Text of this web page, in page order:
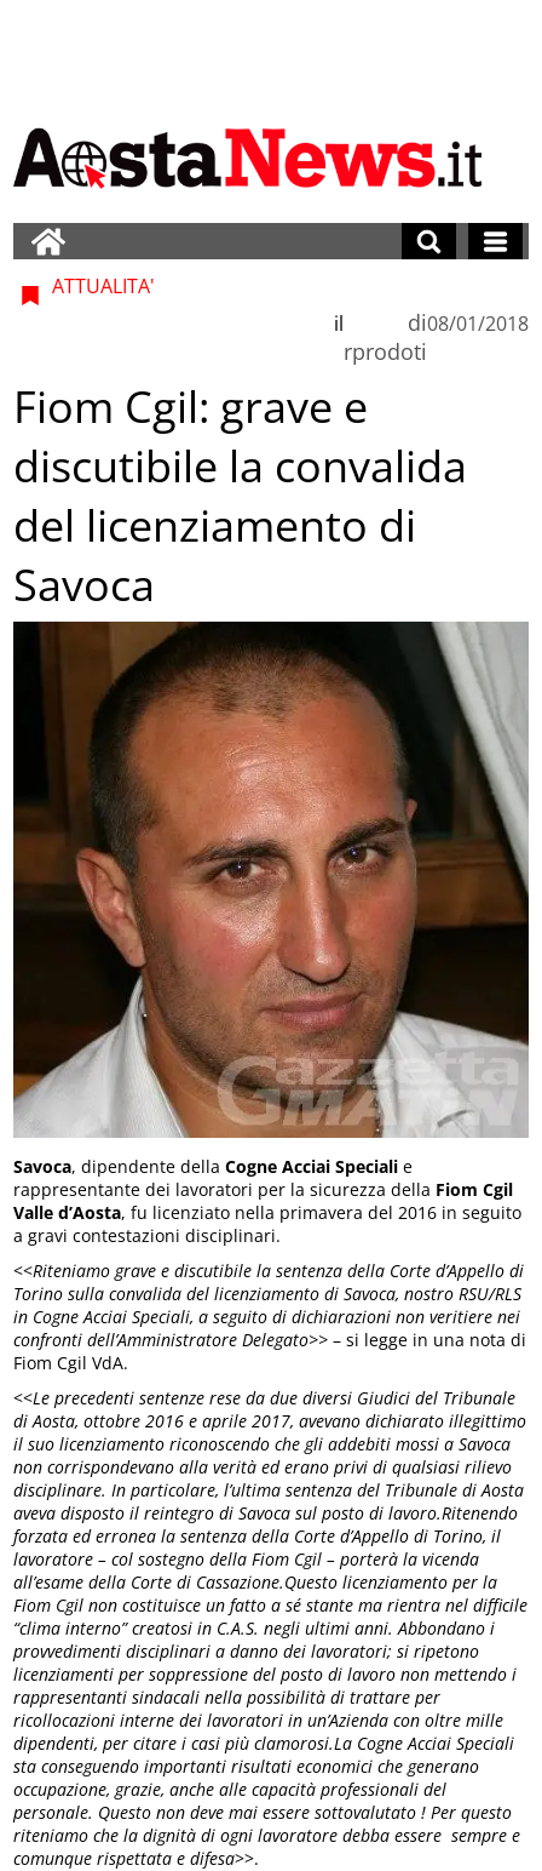
ATTUALITA'
di
rprodoti
il 08/01/2018
Fiom Cgil: grave e
discutibile la convalida
del licenziamento di
Savoca
Savoca, dipendente dellaCogne Acciai Speciali e
rappresentante dei lavoratori per la sicurezza della Fiom Cgil
Valle d’Aosta, fu licenziato nella primavera del 2016 in seguito
a gravi contestazioni disciplinari.
<<Riteniamo grave e discutibile la sentenza della Corte d’Appello di
Torino sulla convalida del licenziamento di Savoca, nostro RSU/RLS
in Cogne Acciai Speciali, a seguito di dichiarazioni non veritiere nei
confronti dell’Amministratore Delegato>> – si legge in una nota di
Fiom Cgil VdA.
<<Le precedenti sentenze rese da due diversi Giudici del Tribunale
di Aosta, ottobre 2016 e aprile 2017, avevano dichiarato illegittimo
il suo licenziamento riconoscendo che gli addebiti mossi a Savoca
non corrispondevano alla verità ed erano privi di qualsiasi rilievo
disciplinare. In particolare, l’ultima sentenza del Tribunale di Aosta
aveva disposto il reintegro di Savoca sul posto di lavoro.Ritenendo
forzata ed erronea la sentenza della Corte d’Appello di Torino, il
lavoratore – col sostegno della Fiom Cgil – porterà la vicenda
all’esame della Corte di Cassazione.Questo licenziamento per la
Fiom Cgil non costituisce un fatto a sé stante ma rientra nel difficile
“clima interno” creatosi in C.A.S. negli ultimi anni. Abbondano i
provvedimenti disciplinari a danno dei lavoratori; si ripetono
licenziamenti per soppressione del posto di lavoro non mettendo i
rappresentanti sindacali nella possibilità di trattare per
ricollocazioni interne dei lavoratori in un’Azienda con oltre mille
dipendenti, per citare i casi più clamorosi.La Cogne Acciai Speciali
sta conseguendo importanti risultati economici che generano
occupazione, grazie, anche alle capacità professionali del
personale. Questo non deve mai essere sottovalutato ! Per questo
riteniamo che la dignità di ogni lavoratore debba essere sempre e
comunque rispettata e difesa>>.